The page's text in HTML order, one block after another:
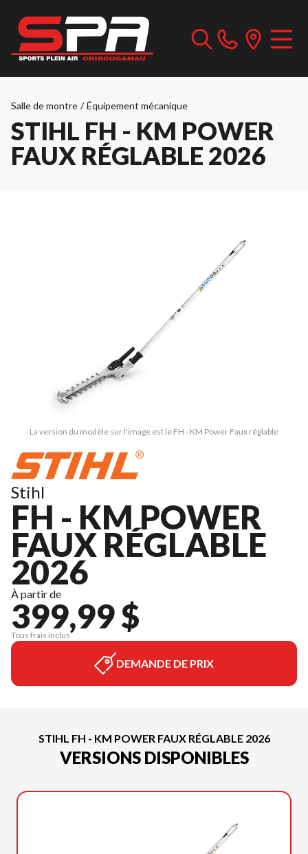
Salle de montre / Équipement mécanique
STIHL FH - KM POWER
FAUX RÉGLABLE 2026
La version du modèle sur l'image est le FH - KM Power Faux réglable
Stihl
FH - KM POWER
FAUX RÉGLABLE
2026
À partir de
399,99 $
Tous frais inclus
DEMANDE DE PRIX
STIHL FH - KM POWER FAUX RÉGLABLE 2026
VERSIONS DISPONIBLES